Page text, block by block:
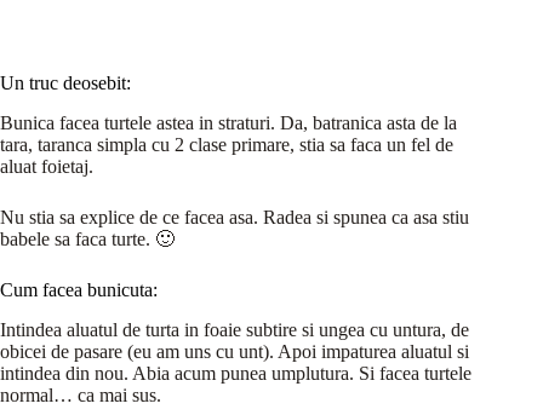
Un truc deosebit:
Bunica facea turtele astea in straturi. Da, batranica asta de la
tara, taranca simpla cu 2 clase primare, stia sa faca un fel de
aluat foietaj.
Nu stia sa explice de ce facea asa. Radea si spunea ca asa stiu
babele sa faca turte. 🙂
Cum facea bunicuta:
Intindea aluatul de turta in foaie subtire si ungea cu untura, de
obicei de pasare (eu am uns cu unt). Apoi impaturea aluatul si
intindea din nou. Abia acum punea umplutura. Si facea turtele
normal… ca mai sus.